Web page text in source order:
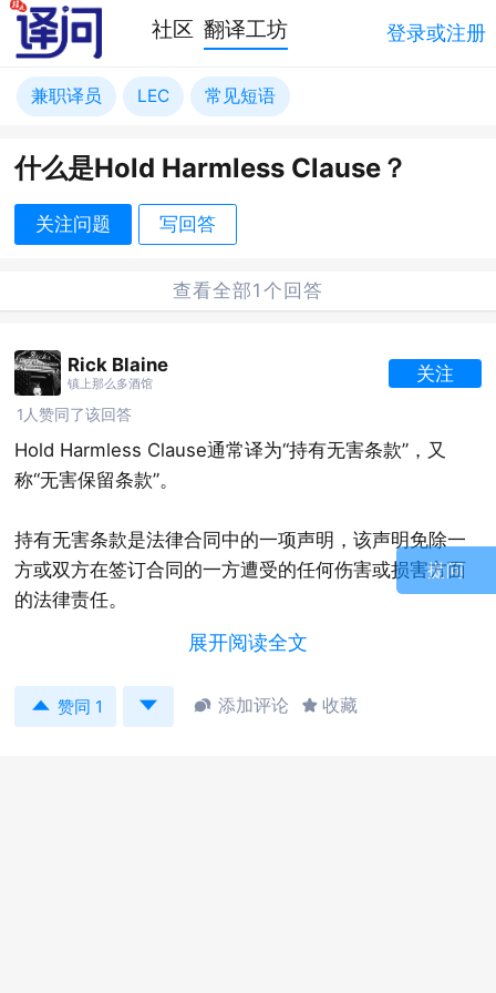
提问
社区 翻译工坊 登录或注册
兼职译员 LEC 常见短语
什么是Hold Harmless Clause？
关注问题 写回答
查看全部1个回答
Rick Blaine
镇上那么多酒馆 关注
1人赞同了该回答
Hold Harmless Clause通常译为“持有无害条款”，又
称“无害保留条款”。
持有无害条款是法律合同中的一项声明，该声明免除一
方或双方在签订合同的一方遭受的任何伤害或损害方面
的法律责任。
从个人签署“卖身契”（劳动合同）的经验来看，合同多是
在维护甲方的权益，“人为刀俎我为鱼肉”的赶脚，表面上
冠冕堂皇平等自愿，实际上懂的人都懂。“无害保留条
展开阅读全文
 赞同 1   添加评论  收藏